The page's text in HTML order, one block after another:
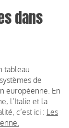
dans
tableau
de
européenne. En
l’Italie et la
c’est ici : Les